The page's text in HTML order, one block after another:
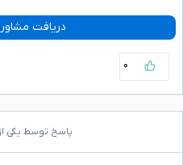
دریافت
۰
پاسخ توسط یکی از